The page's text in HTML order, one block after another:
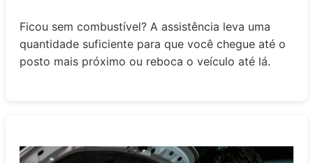
Ficou sem combustível? A assistência leva uma
quantidade suficiente para que você chegue até o
posto mais próximo ou reboca o veículo até lá.